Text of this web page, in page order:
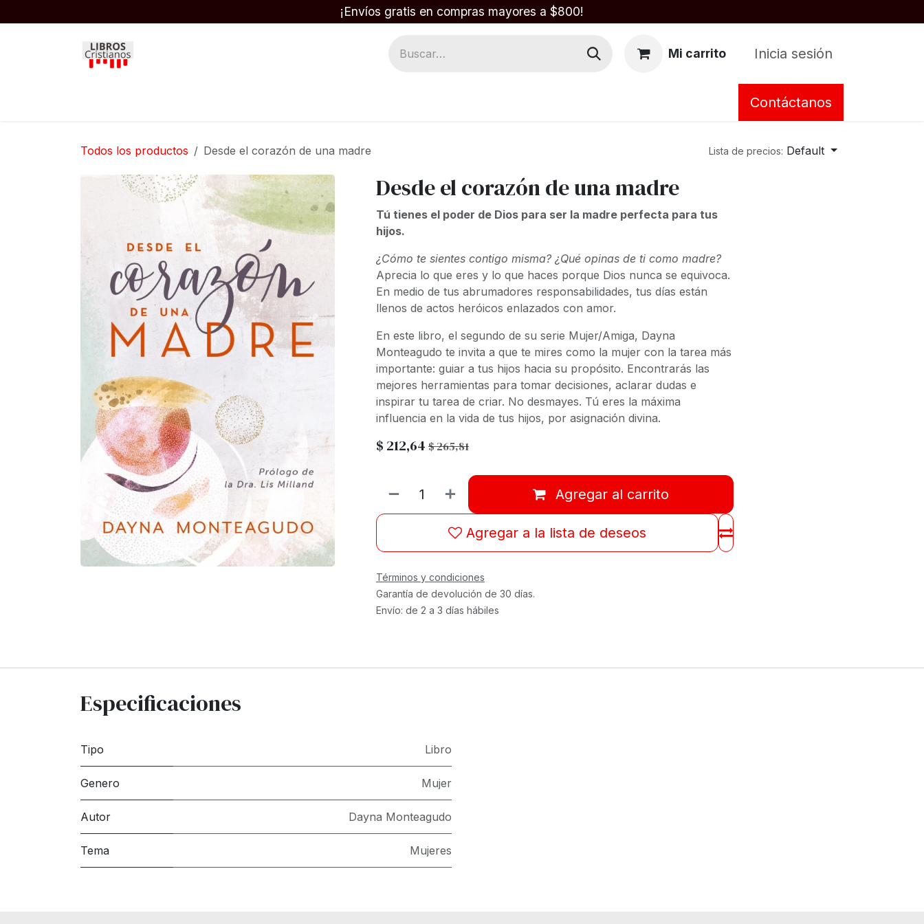
¡Envíos gratis en compras mayores a $800!
Mi carrito Inicia sesión
Contáctanos
Todos los productos Desde el corazón de una madre Lista de precios: Default
Desde el corazón de una madre
Tú tienes el poder de Dios para ser la madre perfecta para tus
hijos.
¿Cómo te sientes contigo misma? ¿Qué opinas de ti como madre?
Aprecia lo que eres y lo que haces porque Dios nunca se equivoca.
En medio de tus abrumadores responsabilidades, tus días están
llenos de actos heróicos enlazados con amor.
En este libro, el segundo de su serie Mujer/Amiga, Dayna
Monteagudo te invita a que te mires como la mujer con la tarea más
importante: guiar a tus hijos hacia su propósito. Encontrarás las
mejores herramientas para tomar decisiones, aclarar dudas e
inspirar tu tarea de criar. No desmayes. Tú eres la máxima
influencia en la vida de tus hijos, por asignación divina.
$ 212,64 $265,81
Agregar al carrito
Agregar a la lista de deseos
Términos y condiciones
Garantía de devolución de 30 días.
Envío: de 2 a 3 días hábiles
Especificaciones
Tipo Libro
Genero Mujer
Autor Dayna Monteagudo
Tema Mujeres